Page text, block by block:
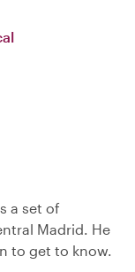
a set of
Madrid. He
to get to know.